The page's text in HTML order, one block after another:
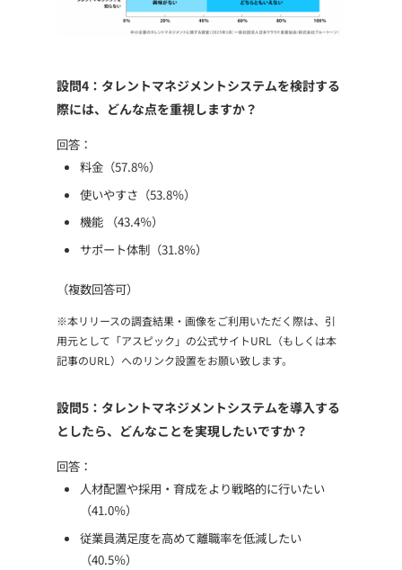
設問4：タレントマネジメントシステムを検討する
際には、どんな点を重視しますか？
回答：
料金（57.8％）
使いやすさ（53.8％）
機能 （43.4％）
サポート体制（31.8％）
（複数回答可）
※本リリースの調査結果・画像をご利用いただく際は、引
用元として「アスピック」の公式サイトURL（もしくは本
記事のURL）へのリンク設置をお願い致します。
設問5：タレントマネジメントシステムを導入する
としたら、どんなことを実現したいですか？
回答：
人材配置や採用・育成をより戦略的に行いたい
（41.0％）
従業員満足度を高めて離職率を低減したい
（40.5％）